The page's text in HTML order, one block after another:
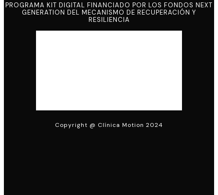
PROGRAMA KIT DIGITAL FINANCIADO POR LOS FONDOS NEXT
GENERATION DEL MECANISMO DE RECUPERACIÓN Y
RESILIENCIA
Copyright @ Clínica Motion 2024